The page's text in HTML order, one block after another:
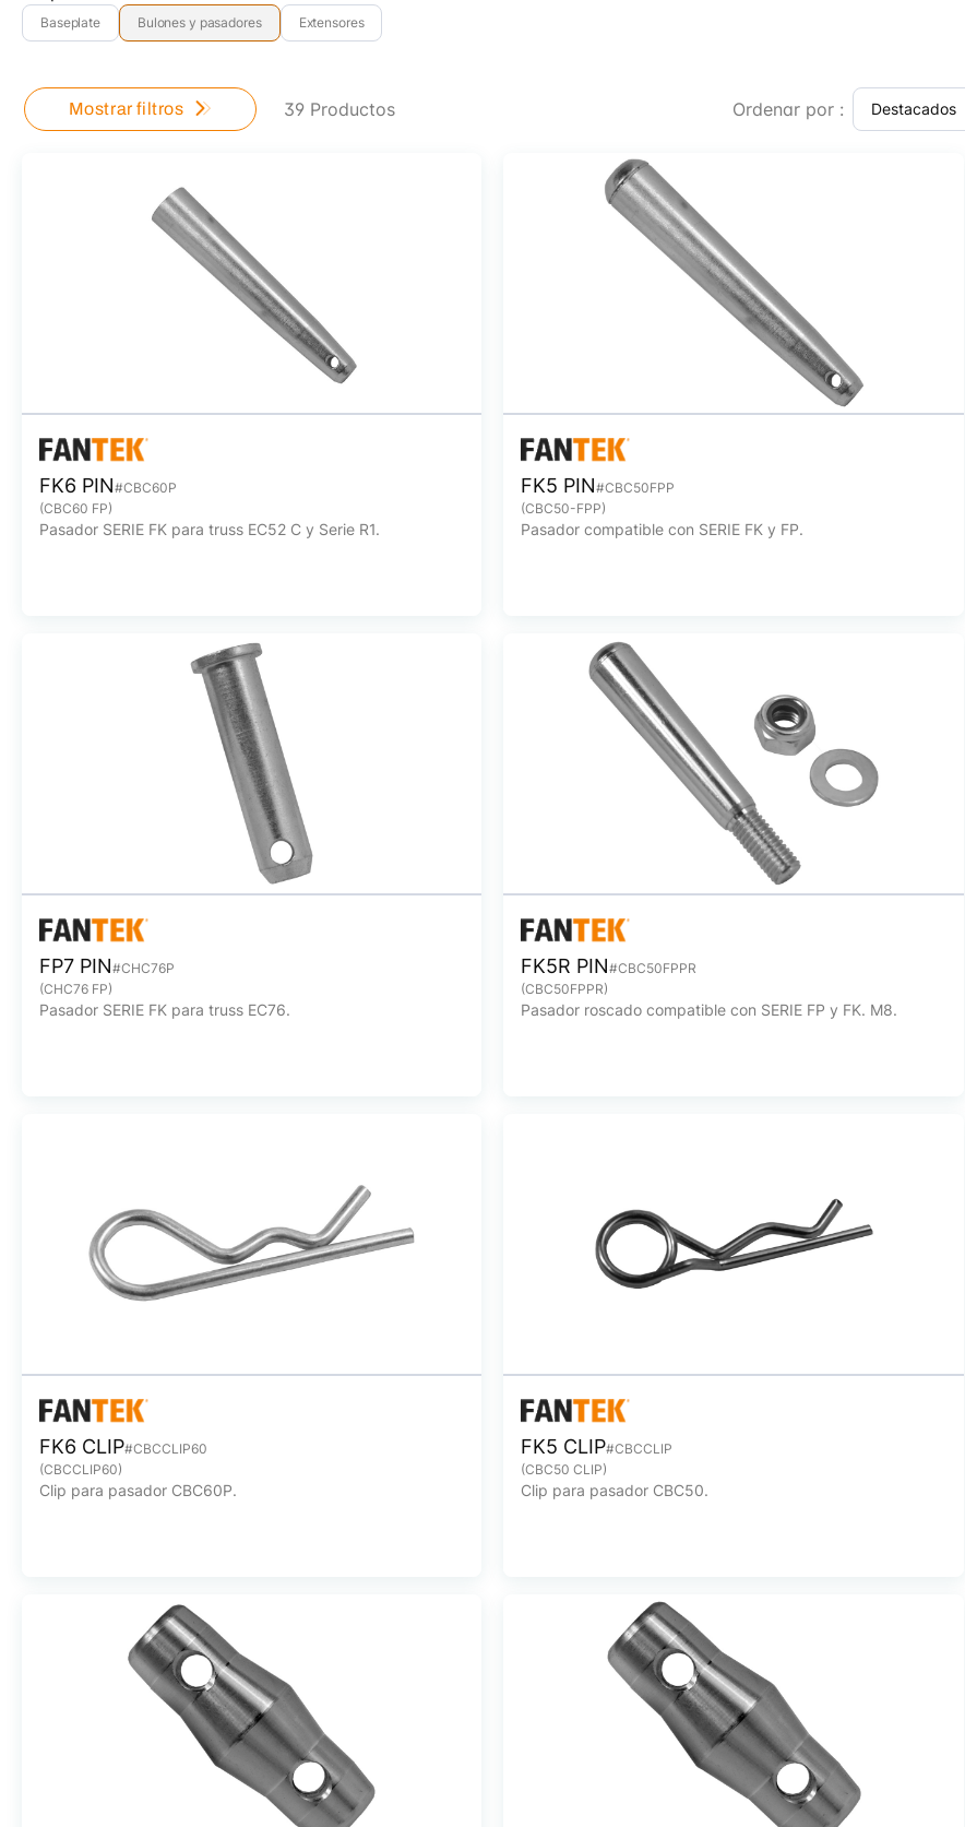
Baseplate Bulones y pasadores Extensores
Mostrar filtros 39 Productos Ordenar por :
FK6 PIN#CBC60P
(CBC60 FP)
Pasador SERIE FK para truss EC52 C y Serie R1.
FK5 PIN#CBC50FPP
(CBC50-FPP)
Pasador compatible con SERIE FK y FP.
FP7 PIN#CHC76P
(CHC76 FP)
Pasador SERIE FK para truss EC76.
FK5R PIN#CBC50FPPR
(CBC50FPPR)
Pasador roscado compatible con SERIE FP y FK. M8.
FK6 CLIP#CBCCLIP60
(CBCCLIP60)
Clip para pasador CBC60P.
FK5 CLIP#CBCCLIP
(CBC50 CLIP)
Clip para pasador CBC50.